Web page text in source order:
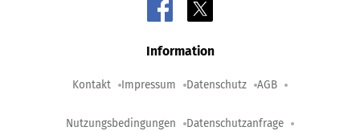
Information
Kontakt Impressum Datenschutz AGB
Nutzungsbedingungen Datenschutzanfrage